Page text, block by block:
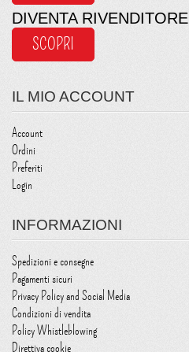
DIVENTA RIVENDITORE
SCOPRI
IL MIO ACCOUNT
Account
Ordini
Preferiti
Login
INFORMAZIONI
Spedizioni e consegne
Pagamenti sicuri
Privacy Policy and Social Media
Condizioni di vendita
Policy Whistleblowing
Direttiva cookie